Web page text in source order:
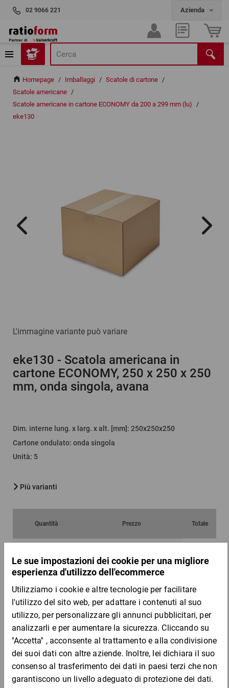
02 9066 221
Homepage / Imballaggi / Scatole di cartone /
Scatole americane /
Scatole americane in cartone ECONOMY da 200 a 299 mm (lu) /
eke130
L'immagine variante può variare
eke130 - Scatola americana in
cartone ECONOMY, 250 x 250 x 250
mm, onda singola, avana
Dim. interne lung. x larg. x alt. [mm] : 250x250x250
Cartone ondulato: onda singola
Unità: 5
Più varianti
Quantità Prezzo Totale
Da 25
1,28 €
Da 100
1,22 €
Campione
DESCRIZIONE DEL PRODOTTO
I nostri cartoni recano il simbolo RESY, ovvero soddisfano tutti i